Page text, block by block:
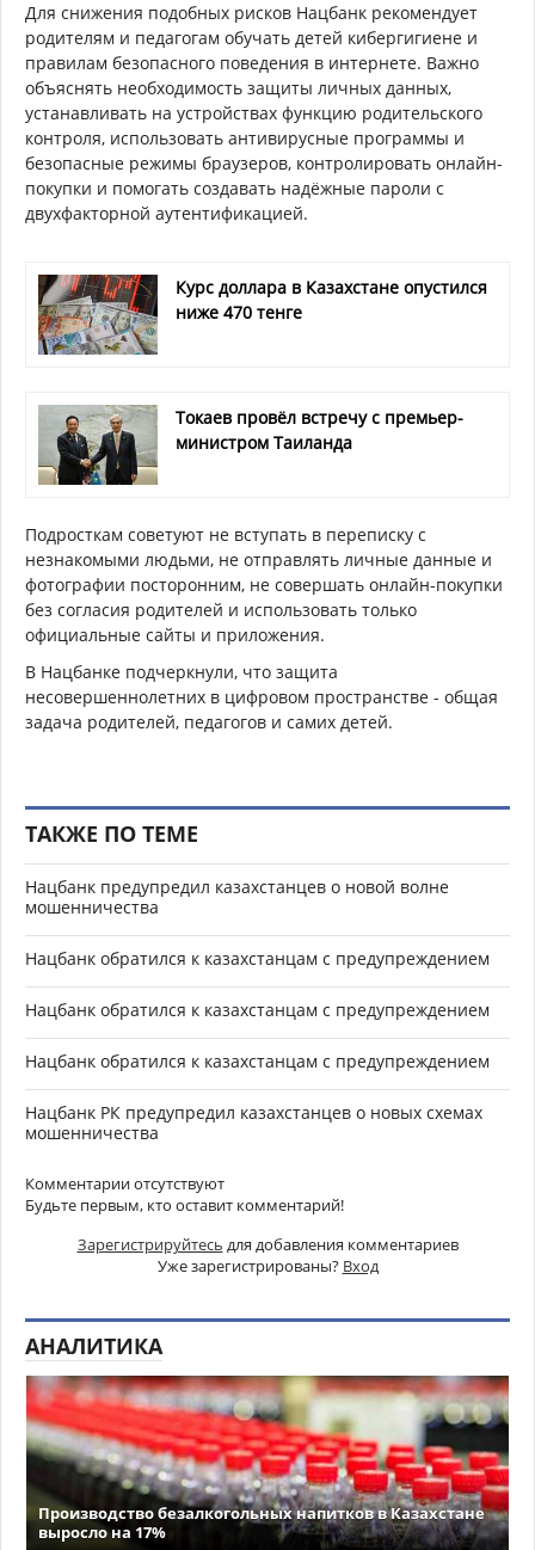
Для снижения подобных рисков Нацбанк рекомендует
родителям и педагогам обучать детей кибергигиене и
правилам безопасного поведения в интернете. Важно
объяснять необходимость защиты личных данных,
устанавливать на устройствах функцию родительского
контроля, использовать антивирусные программы и
безопасные режимы браузеров, контролировать онлайн-
покупки и помогать создавать надёжные пароли с
двухфакторной аутентификацией.
Курс доллара в Казахстане опустился
ниже 470 тенге
Токаев провёл встречу с премьер-
министром Таиланда
Подросткам советуют не вступать в переписку с
незнакомыми людьми, не отправлять личные данные и
фотографии посторонним, не совершать онлайн-покупки
без согласия родителей и использовать только
официальные сайты и приложения.
В Нацбанке подчеркнули, что защита
несовершеннолетних в цифровом пространстве - общая
задача родителей, педагогов и самих детей.
ТАКЖЕ ПО ТЕМЕ
Нацбанк предупредил казахстанцев о новой волне
мошенничества
Нацбанк обратился к казахстанцам с предупреждением
Нацбанк обратился к казахстанцам с предупреждением
Нацбанк обратился к казахстанцам с предупреждением
Нацбанк РК предупредил казахстанцев о новых схемах
мошенничества
Комментарии отсутствуют
Будьте первым, кто оставит комментарий!
Зарегистрируйтесь для добавления комментариев
Уже зарегистрированы? Вход
АНАЛИТИКА
Производство безалкогольных напитков в Казахстане
выросло на 17%